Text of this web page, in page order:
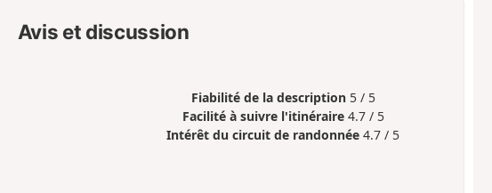
Avis et discussion
Fiabilité de la description 5 / 5
Facilité à suivre l'itinéraire 4.7 / 5
Intérêt du circuit de randonnée 4.7 / 5